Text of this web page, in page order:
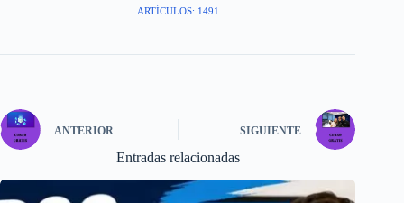
ARTÍCULOS: 1491
ANTERIOR SIGUIENTE
Entradas relacionadas